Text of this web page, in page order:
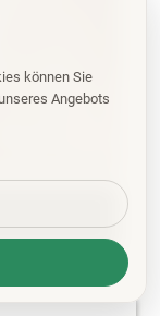
können Sie
Angebots